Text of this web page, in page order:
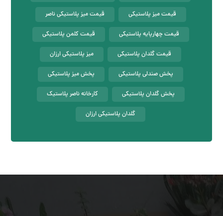
قیمت میز پلاستیکی قیمت میز پلاستیکی ناصر
قیمت چهارپایه پلاستیکی قیمت کلمن پلاستیکی
قیمت گلدان پلاستیکی میز پلاستیکی ارزان
پخش صندلی پلاستیکی پخش میز پلاستیکی
پخش گلدان پلاستیکی کارخانه ناصر پلاستیک
گلدان پلاستیکی ارزان